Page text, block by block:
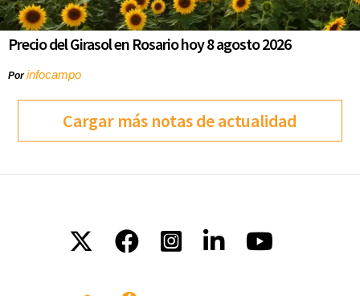
Precio del Girasol en Rosario hoy 8 agosto 2026
Porinfocampo
Cargar más notas de actualidad